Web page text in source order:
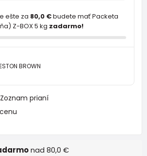
ešte za 80,0 €budete mať Packeta
Z-BOX 5 kg zadarmo!
BROWN
prianí
nad 80,0 €